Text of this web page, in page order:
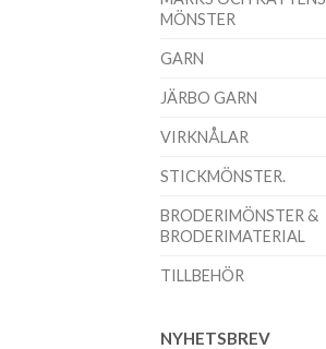
MÖNSTER
GARN
JÄRBO GARN
VIRKNÅLAR
STICKMÖNSTER.
BRODERIMÖNSTER &
BRODERIMATERIAL
TILLBEHÖR
NYHETSBREV